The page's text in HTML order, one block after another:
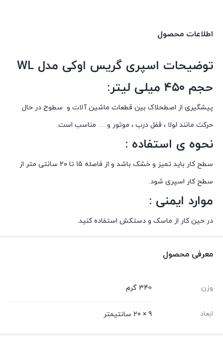
اطلاعات محصول
توضیحات اسپری گریس اوکی مدل WL
حجم ۴۵۰ میلی لیتر:
پیشگیری از اصطحلاک بین قطعات ماشین آلات و سطوح در حال
حرکت مانند لولا ، قفل درب ، موتور و … مناسب است.
نحوه ی استفاده :
سطح کار باید تمیز و خشک باشد و از فاصله ۱۵ تا ۲۰ سانتی متر از
سطح کار اسپری شود.
موارد ایمنی :
در حین کار از ماسک و دستکش استفاده کنید.
معرفی محصول
وزن 340 گرم
ابعاد 9 × 20 سانتیمتر